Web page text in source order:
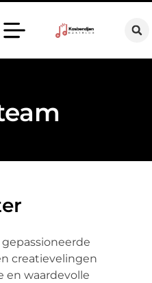
creatievelingen
en waardevolle